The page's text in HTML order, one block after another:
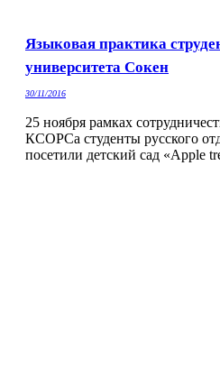
Языковая практика
университета Сокен
30/11/2016
25 ноября рамках
КСОРСа студенты русского
посетили детский сад «Apple